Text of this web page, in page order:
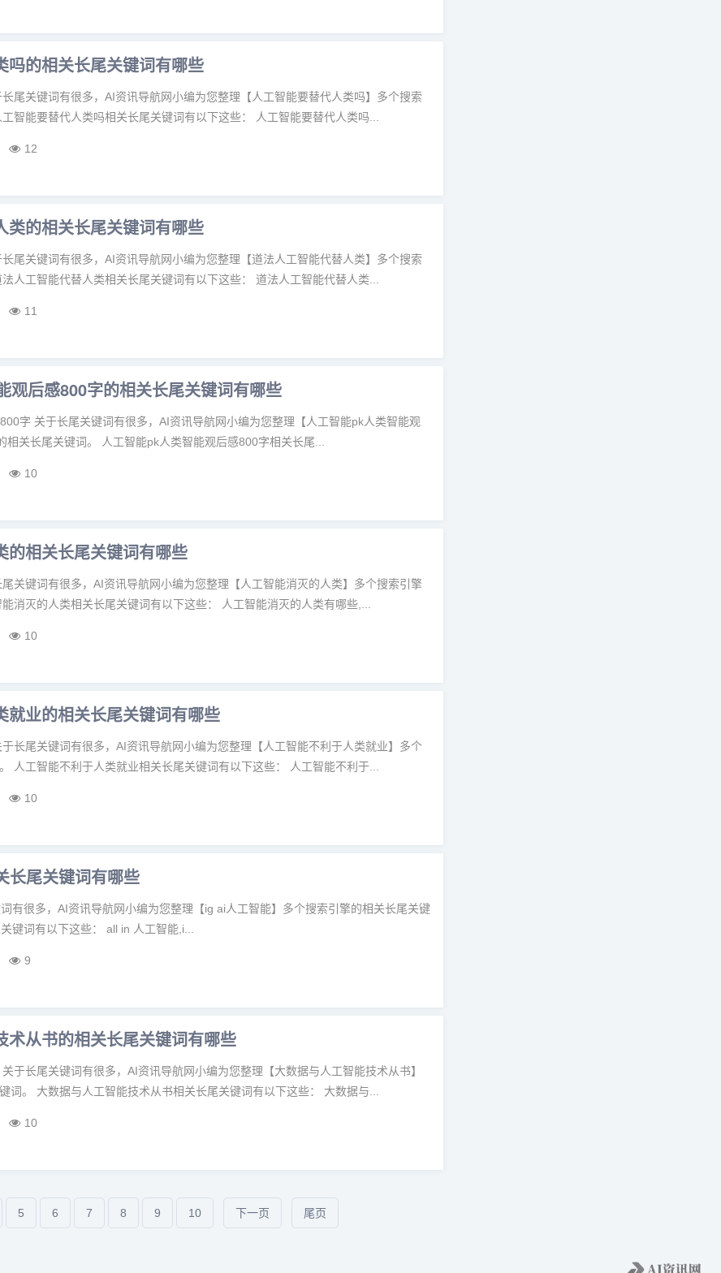
吗的相关长尾关键词有哪些
尾关键词有很多，AI资讯导航网小编为您整理【人工智能要替代人类吗】多个搜索
智能要替代人类吗相关长尾关键词有以下这些： 人工智能要替代人类吗...
12
类的相关长尾关键词有哪些
尾关键词有很多，AI资讯导航网小编为您整理【道法人工智能代替人类】多个搜索
人工智能代替人类相关长尾关键词有以下这些： 道法人工智能代替人类...
11
观后感800字的相关长尾关键词有哪些
字 关于长尾关键词有很多，AI资讯导航网小编为您整理【人工智能pk人类智能观
相关长尾关键词。 人工智能pk人类智能观后感800字相关长尾...
10
的相关长尾关键词有哪些
关键词有很多，AI资讯导航网小编为您整理【人工智能消灭的人类】多个搜索引擎
消灭的人类相关长尾关键词有以下这些： 人工智能消灭的人类有哪些,...
10
就业的相关长尾关键词有哪些
长尾关键词有很多，AI资讯导航网小编为您整理【人工智能不利于人类就业】多个
人工智能不利于人类就业相关长尾关键词有以下这些： 人工智能不利于...
10
长尾关键词有哪些
有很多，AI资讯导航网小编为您整理【ig ai人工智能】多个搜索引擎的相关长尾关键
键词有以下这些： all in 人工智能,i...
9
术从书的相关长尾关键词有哪些
于长尾关键词有很多，AI资讯导航网小编为您整理【大数据与人工智能技术从书】
词。 大数据与人工智能技术从书相关长尾关键词有以下这些： 大数据与...
10
5 6 7 8 9 10 下一页 尾页